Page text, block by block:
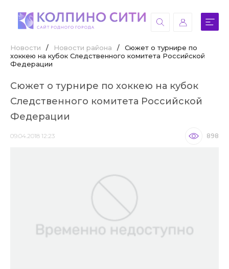
Новости / Новости района /
Сюжет о турнире по
хоккею на кубок Следственного комитета Российской
Федерации
Сюжет о турнире по хоккею на кубок
Следственного комитета Российской
Федерации
09.04.2018 12:23 898